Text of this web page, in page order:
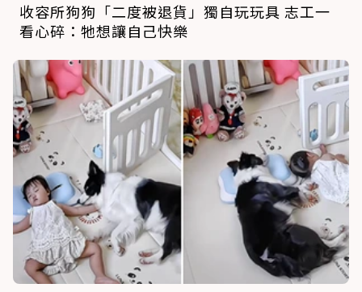
收容所狗狗「二度被退貨」獨自玩玩具 志工一
看心碎：牠想讓自己快樂